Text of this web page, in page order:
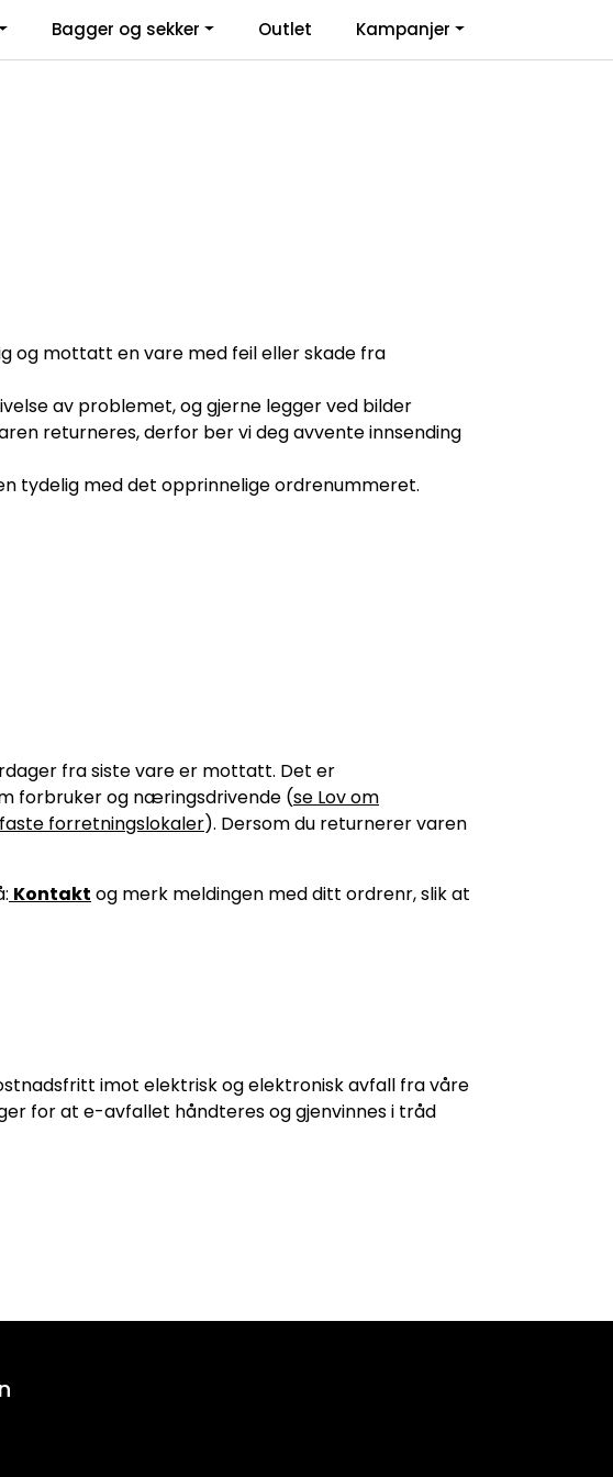
Infosenter Favoritter Logg inn
Bagger og sekker Outlet Kampanjer
og mottatt en vare med feil eller skade fra
av problemet, og gjerne legger ved bilder
returneres, derfor ber vi deg avvente innsending
tydelig med det opprinnelige ordrenummeret.
fra siste vare er mottatt. Det er
forbruker og næringsdrivende (se Lov om
forretningslokaler). Dersom du returnerer varen
Kontakt og merk meldingen med ditt ordrenr, slik at
imot elektrisk og elektronisk avfall fra våre
for at e-avfallet håndteres og gjenvinnes i tråd